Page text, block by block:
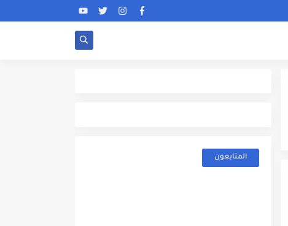
المتابعون